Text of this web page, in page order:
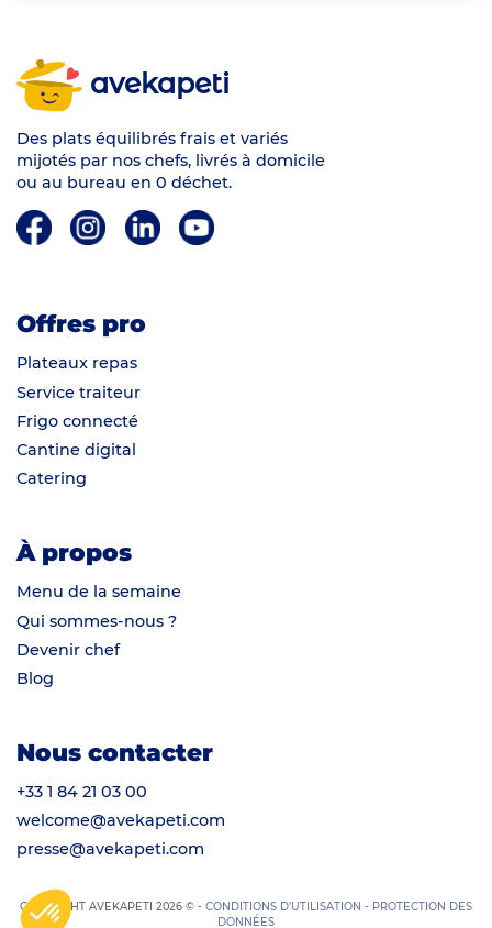
avekapeti
Des plats équilibrés frais et variés
mijotés par nos chefs, livrés à domicile
ou au bureau en 0 déchet.
Offres pro
Plateaux repas
Service traiteur
Frigo connecté
Cantine digital
Catering
À propos
Menu de la semaine
Qui sommes-nous ?
Devenir chef
Blog
Nous contacter
+33 1 84 21 03 00
welcome@avekapeti.com
presse@avekapeti.com
COPYRIGHT AVEKAPETI 2026 © - CONDITIONS D’UTILISATION - PROTECTION DES
DONNÉES